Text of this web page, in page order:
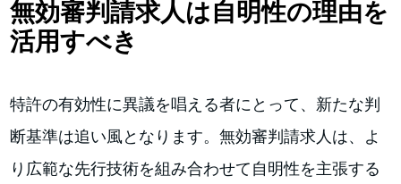
無効審判請求人は自明性の理由を
活用すべき
特許の有効性に異議を唱える者にとって、新たな判
断基準は追い風となります。無効審判請求人は、よ
り広範な先行技術を組み合わせて自明性を主張する